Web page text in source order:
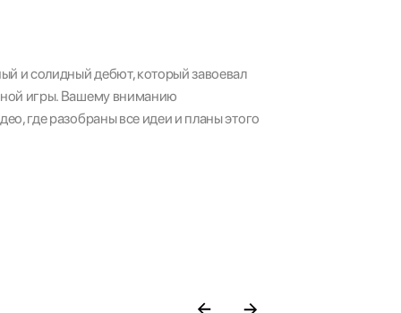
и солидный дебют, который завоевал
игры. Вашему вниманию
где разобраны все идеи и планы этого